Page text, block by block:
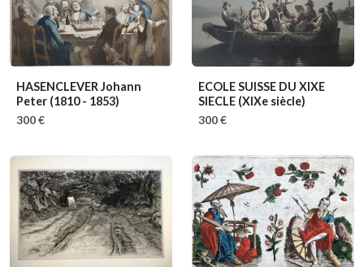
HASENCLEVER Johann
Peter (1810 - 1853)
300 €
ECOLE SUISSE DU XIXE
SIECLE (XIXe siècle)
300 €